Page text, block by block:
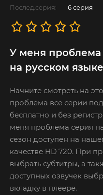
Послед.серия:
6 серия
У меня проблема
на русском языке
Начните смотреть на
проблема все серии
бесплатно и без
меня проблема серия
сезон доступен на
качестве HD 720. При
выбрать субтитры, а
доступных озвучек
вкладку в плеере.